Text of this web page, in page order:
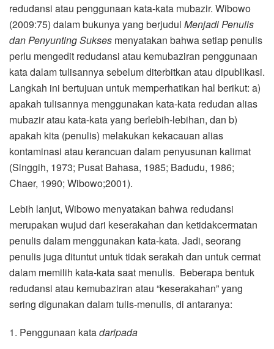
redudansi atau penggunaan kata-kata mubazir. Wibowo
(2009:75) dalam bukunya yang berjudul Menjadi Penulis
dan Penyunting Sukses menyatakan bahwa setiap penulis
perlu mengedit redudansi atau kemubaziran penggunaan
kata dalam tulisannya sebelum diterbitkan atau dipublikasi.
Langkah ini bertujuan untuk memperhatikan hal berikut: a)
apakah tulisannya menggunakan kata-kata redudan alias
mubazir atau kata-kata yang berlebih-lebihan, dan b)
apakah kita (penulis) melakukan kekacauan alias
kontaminasi atau kerancuan dalam penyusunan kalimat
(Singgih, 1973; Pusat Bahasa, 1985; Badudu, 1986;
Chaer, 1990; Wibowo;2001).
Lebih lanjut, Wibowo menyatakan bahwa redudansi
merupakan wujud dari keserakahan dan ketidakcermatan
penulis dalam menggunakan kata-kata. Jadi, seorang
penulis juga dituntut untuk tidak serakah dan untuk cermat
dalam memilih kata-kata saat menulis. Beberapa bentuk
redudansi atau kemubaziran atau “keserakahan” yang
sering digunakan dalam tulis-menulis, di antaranya:
1. Penggunaan katadaripada